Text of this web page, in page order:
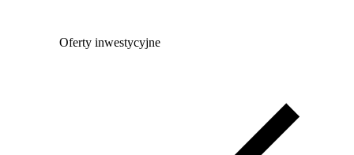
Oferty inwestycyjne